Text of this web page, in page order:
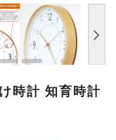
時計 知育時計